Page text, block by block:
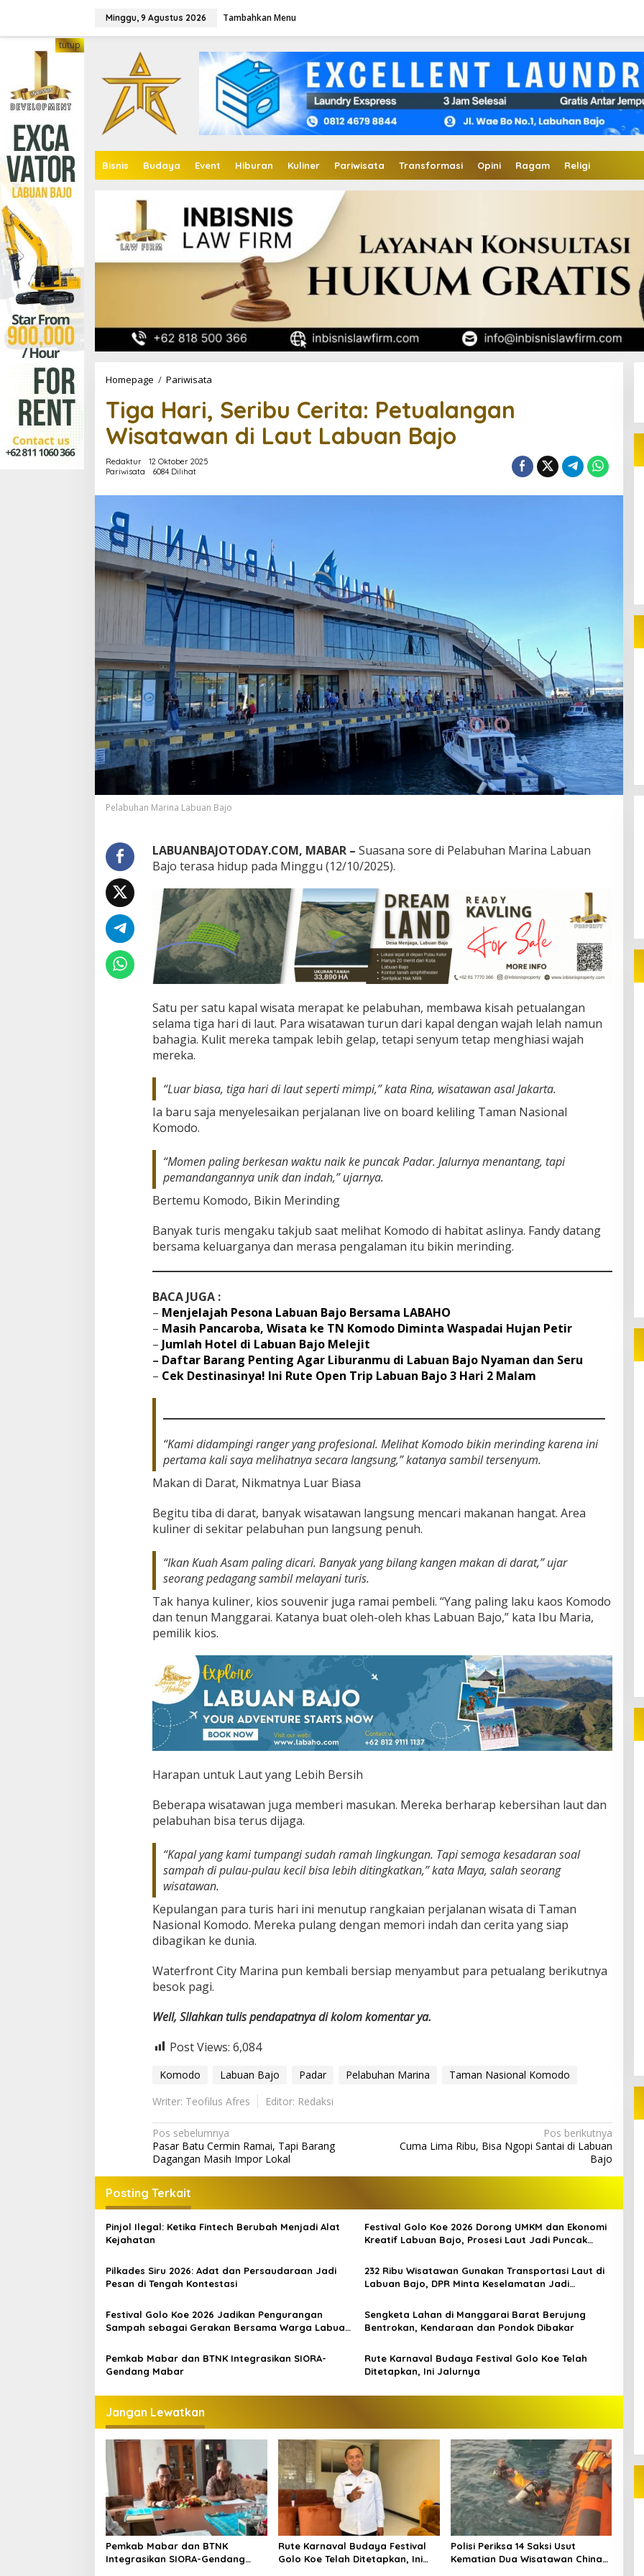
Minggu, 9 Agustus 2026 Tambahkan Menu
Bisnis Budaya Event Hiburan Kuliner Pariwisata Transformasi Opini Ragam Religi
tutup
Homepage / Pariwisata
Seribu
Cerita:
Petualangan
Wisatawan
Bajo
Tiga Hari, Seribu Cerita: Petualangan
Wisatawan di Laut Labuan Bajo
Redaktur
12 Oktober 2025
Pariwisata
6084 Dilihat
Pelabuhan Marina Labuan Bajo
LABUANBAJOTODAY.COM, MABAR – Suasana sore di Pelabuhan Marina Labuan
Bajo terasa hidup pada Minggu (12/10/2025).
Satu per satu kapal wisata merapat ke pelabuhan, membawa kisah petualangan
selama tiga hari di laut. Para wisatawan turun dari kapal dengan wajah lelah namun
bahagia. Kulit mereka tampak lebih gelap, tetapi senyum tetap menghiasi wajah
mereka.
“Luar biasa, tiga hari di laut seperti mimpi,” kata Rina, wisatawan asal Jakarta.
Ia baru saja menyelesaikan perjalanan live on board keliling Taman Nasional
Komodo.
“Momen paling berkesan waktu naik ke puncak Padar. Jalurnya menantang, tapi
pemandangannya unik dan indah,” ujarnya.
Bertemu Komodo, Bikin Merinding
Banyak turis mengaku takjub saat melihat Komodo di habitat aslinya. Fandy datang
bersama keluarganya dan merasa pengalaman itu bikin merinding.
BACA JUGA :
– Menjelajah Pesona Labuan Bajo Bersama LABAHO
– Masih Pancaroba, Wisata ke TN Komodo Diminta Waspadai Hujan Petir
– Jumlah Hotel di Labuan Bajo Melejit
– Daftar Barang Penting Agar Liburanmu di Labuan Bajo Nyaman dan Seru
– Cek Destinasinya! Ini Rute Open Trip Labuan Bajo 3 Hari 2 Malam
“Kami didampingi ranger yang profesional. Melihat Komodo bikin merinding karena ini
pertama kali saya melihatnya secara langsung,” katanya sambil tersenyum.
Makan di Darat, Nikmatnya Luar Biasa
Begitu tiba di darat, banyak wisatawan langsung mencari makanan hangat. Area
kuliner di sekitar pelabuhan pun langsung penuh.
“Ikan Kuah Asam paling dicari. Banyak yang bilang kangen makan di darat,” ujar
seorang pedagang sambil melayani turis.
Tak hanya kuliner, kios souvenir juga ramai pembeli. “Yang paling laku kaos Komodo
dan tenun Manggarai. Katanya buat oleh-oleh khas Labuan Bajo,” kata Ibu Maria,
pemilik kios.
Harapan untuk Laut yang Lebih Bersih
Beberapa wisatawan juga memberi masukan. Mereka berharap kebersihan laut dan
pelabuhan bisa terus dijaga.
“Kapal yang kami tumpangi sudah ramah lingkungan. Tapi semoga kesadaran soal
sampah di pulau-pulau kecil bisa lebih ditingkatkan,” kata Maya, salah seorang
wisatawan.
Kepulangan para turis hari ini menutup rangkaian perjalanan wisata di Taman
Nasional Komodo. Mereka pulang dengan memori indah dan cerita yang siap
dibagikan ke dunia.
Waterfront City Marina pun kembali bersiap menyambut para petualang berikutnya
besok pagi.
Well, SIlahkan tulis pendapatnya di kolom komentar ya.
Post Views: 6,084
Komodo Labuan Bajo Padar Pelabuhan Marina
Taman Nasional Komodo
Writer: Teofilus Afres
Editor: Redaksi
Navigasi
pos
Pos sebelumnya
Pasar Batu Cermin Ramai, Tapi Barang
Dagangan Masih Impor Lokal
Pos berikutnya
Cuma Lima Ribu, Bisa Ngopi Santai di Labuan
Bajo
Posting Terkait
Pinjol Ilegal: Ketika Fintech Berubah Menjadi Alat
Kejahatan
Festival Golo Koe 2026 Dorong UMKM dan Ekonomi
Kreatif Labuan Bajo, Prosesi Laut Jadi Puncak
Pilkades Siru 2026: Adat dan Persaudaraan Jadi
Pesan di Tengah Kontestasi
232 Ribu Wisatawan Gunakan Transportasi Laut di
Labuan Bajo, DPR Minta Keselamatan Jadi
Festival Golo Koe 2026 Jadikan Pengurangan
Sampah sebagai Gerakan Bersama Warga Labuan
Sengketa Lahan di Manggarai Barat Berujung
Bentrokan, Kendaraan dan Pondok Dibakar
Pemkab Mabar dan BTNK Integrasikan SIORA-
Gendang Mabar
Rute Karnaval Budaya Festival Golo Koe Telah
Ditetapkan, Ini Jalurnya
Jangan Lewatkan
Pemkab Mabar dan BTNK
Integrasikan SIORA-Gendang
Rute Karnaval Budaya Festival
Golo Koe Telah Ditetapkan, Ini
Polisi Periksa 14 Saksi Usut
Kematian Dua Wisatawan China
Pinjol Ilegal: Ketika Fintech
Berubah Menjadi Alat Kejahatan